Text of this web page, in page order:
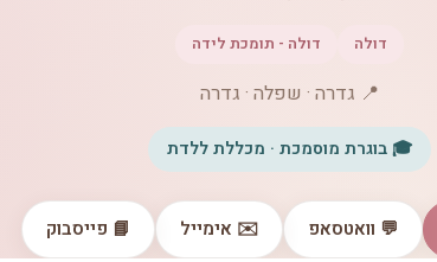
דולה דולה - תומכת לידה
📍 גדרה · שפלה · גדרה
🎓 בוגרת מוסמכת · מכללת ללדת
💬 וואטסאפ ✉️ אימייל 📘 פייסבוק